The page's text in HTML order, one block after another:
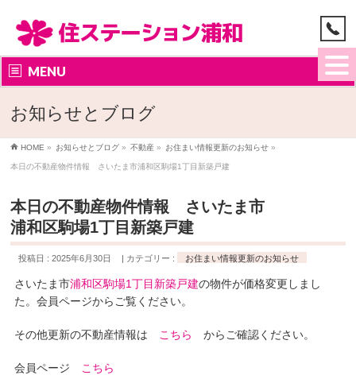
MENU
お知らせとブログ
HOME » お知らせとブログ » 不動産 » お住まい情報更新のお知らせ »
本日の不動産物件情報 さいたま市浦和区駒場1丁目新築戸建
本日の不動産物件情報 さいたま市
浦和区駒場1丁目新築戸建
投稿日 : 2025年6月30日 カテゴリー : お住まい情報更新のお知らせ
さいたま市浦和区駒場1丁目新築戸建の物件が価格変更しまし
た。会員ページからご覧ください。
その他更新の不動産情報は こちら からご確認ください。
会員ページ こちら